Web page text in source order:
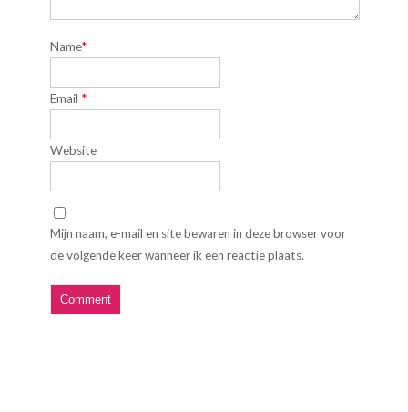
Name*
Email *
Website
Mijn naam, e-mail en site bewaren in deze browser voor
de volgende keer wanneer ik een reactie plaats.